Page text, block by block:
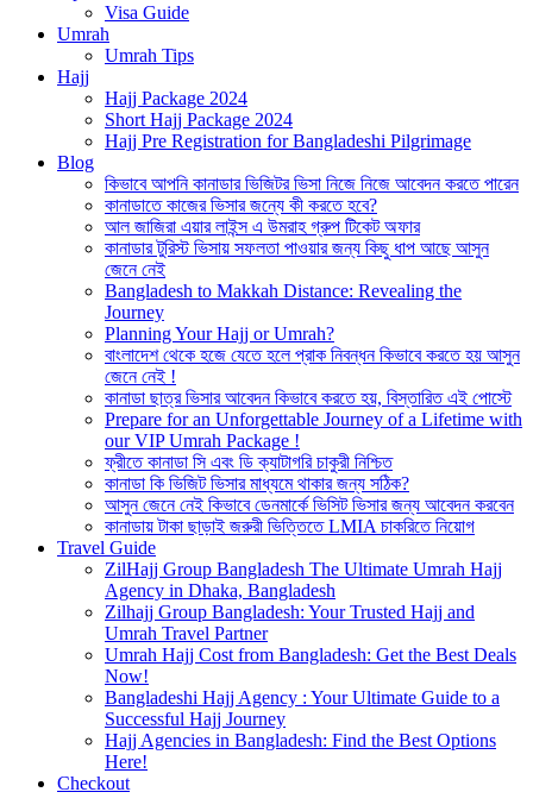
Visa Guide
Umrah
Umrah Tips
Hajj
Hajj Package 2024
Short Hajj Package 2024
Hajj Pre Registration for Bangladeshi Pilgrimage
Blog
কিভাবে আপনি কানাডার ভিজিটর ভিসা নিজে নিজে আবেদন করতে পারেন
কানাডাতে কাজের ভিসার জন্যে কী করতে হবে?
আল জাজিরা এয়ার লাইন্স এ উমরাহ গ্রুপ টিকেট অফার
কানাডার টুরিস্ট ভিসায় সফলতা পাওয়ার জন্য কিছু ধাপ আছে আসুন
জেনে নেই
Bangladesh to Makkah Distance: Revealing the
Journey
Planning Your Hajj or Umrah?
বাংলাদেশ থেকে হজে যেতে হলে প্রাক নিবন্ধন কিভাবে করতে হয় আসুন
জেনে নেই !
কানাডা ছাত্র ভিসার আবেদন কিভাবে করতে হয়, বিস্তারিত এই পোস্টে
Prepare for an Unforgettable Journey of a Lifetime with
our VIP Umrah Package !
ফ্রীতে কানাডা সি এবং ডি ক্যাটাগরি চাকুরী নিশ্চিত
কানাডা কি ভিজিট ভিসার মাধ্যমে থাকার জন্য সঠিক?
আসুন জেনে নেই কিভাবে ডেনমার্কে ভিসিট ভিসার জন্য আবেদন করবেন
কানাডায় টাকা ছাড়াই জরুরী ভিত্তিতে LMIA চাকরিতে নিয়োগ
Travel Guide
ZilHajj Group Bangladesh The Ultimate Umrah Hajj
Agency in Dhaka, Bangladesh
Zilhajj Group Bangladesh: Your Trusted Hajj and
Umrah Travel Partner
Umrah Hajj Cost from Bangladesh: Get the Best Deals
Now!
Bangladeshi Hajj Agency : Your Ultimate Guide to a
Successful Hajj Journey
Hajj Agencies in Bangladesh: Find the Best Options
Here!
Checkout